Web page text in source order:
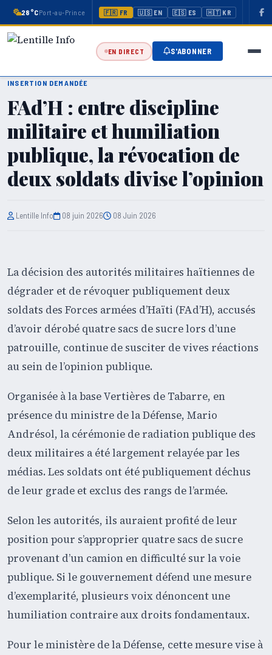
28°CPort-au-Prince 🇫🇷 FR 🇺🇸 EN 🇪🇸 ES 🇭🇹 KR
EN DIRECT S'ABONNER
INSERTION DEMANDÉE
FAd’H : entre discipline
militaire et humiliation
publique, la révocation de
deux soldats divise l’opinion
Lentille Info 08 juin 2026 08 Juin 2026
La décision des autorités militaires haïtiennes de
dégrader et de révoquer publiquement deux
soldats des Forces armées d’Haïti (FAd’H), accusés
d’avoir dérobé quatre sacs de sucre lors d’une
patrouille, continue de susciter de vives réactions
au sein de l’opinion publique.
Organisée à la base Vertières de Tabarre, en
présence du ministre de la Défense, Mario
Andrésol, la cérémonie de radiation publique des
deux militaires a été largement relayée par les
médias. Les soldats ont été publiquement déchus
de leur grade et exclus des rangs de l’armée.
Selon les autorités, ils auraient profité de leur
position pour s’approprier quatre sacs de sucre
provenant d’un camion en difficulté sur la voie
publique. Si le gouvernement défend une mesure
d’exemplarité, plusieurs voix dénoncent une
humiliation contraire aux droits fondamentaux.
Pour le ministère de la Défense, cette mesure vise à